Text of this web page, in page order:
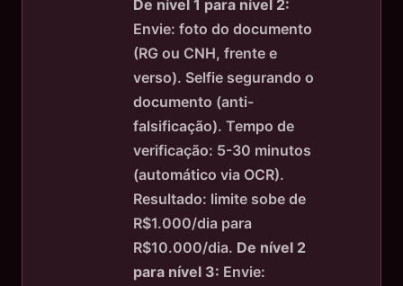
De nível 1 para nível 2:
Envie: foto do documento
(RG ou CNH, frente e
verso). Selfie segurando o
documento (anti-
falsificação). Tempo de
verificação: 5-30 minutos
(automático via OCR).
Resultado: limite sobe de
R$1.000/dia para
R$10.000/dia. De nível 2
para nível 3: Envie: